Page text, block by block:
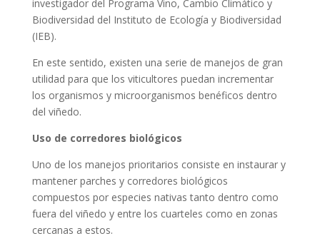
investigador del Programa Vino, Cambio Climático y
Biodiversidad del Instituto de Ecología y Biodiversidad
(IEB).
En este sentido, existen una serie de manejos de gran
utilidad para que los viticultores puedan incrementar
los organismos y microorganismos benéficos dentro
del viñedo.
Uso de corredores biológicos
Uno de los manejos prioritarios consiste en instaurar y
mantener parches y corredores biológicos
compuestos por especies nativas tanto dentro como
fuera del viñedo y entre los cuarteles como en zonas
cercanas a estos.